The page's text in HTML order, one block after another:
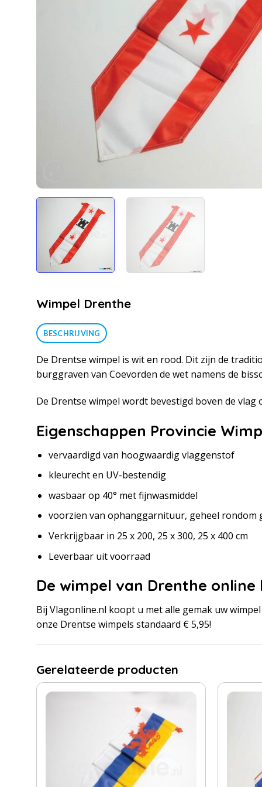
Wimpel Drenthe
BESCHRIJVING
De Drentse wimpel is wit en rood. Dit zijn de
burggraven van Coevorden de wet namens de
De Drentse wimpel wordt bevestigd boven de
Eigenschappen Provincie
vervaardigd van hoogwaardig vlaggenstof
kleurecht en UV-bestendig
wasbaar op 40° met fijnwasmiddel
voorzien van ophanggarnituur, geheel rondom
Verkrijgbaar in 25 x 200, 25 x 300, 25 x 400 cm
Leverbaar uit voorraad
De wimpel van Drenthe online
Bij Vlagonline.nl koopt u met alle gemak uw
onze Drentse wimpels standaard € 5,95!
Gerelateerde producten